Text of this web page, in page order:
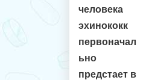
человека
эхинококк
первоначал
ьно
предстает в